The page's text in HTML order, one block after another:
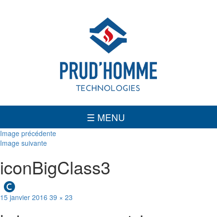
☰ MENU
Image précédente
Image suivante
iconBigClass3
Publié
15 janvier 2016 Taille
39 × 23